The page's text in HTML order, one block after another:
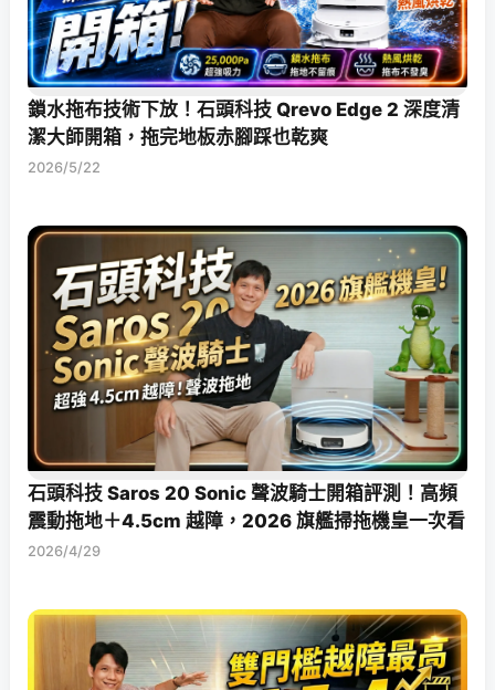
鎖水拖布技術下放！石頭科技 Qrevo Edge 2 深度清
潔大師開箱，拖完地板赤腳踩也乾爽
2026/5/22
石頭科技 Saros 20 Sonic 聲波騎士開箱評測！高頻
震動拖地＋4.5cm 越障，2026 旗艦掃拖機皇一次看
2026/4/29